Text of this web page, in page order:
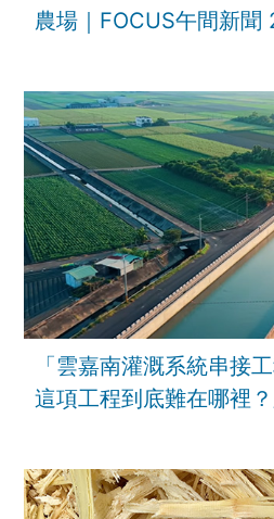
農場｜FOCUS午間新聞
「雲嘉南灌溉系統串接
這項工程到底難在哪裡